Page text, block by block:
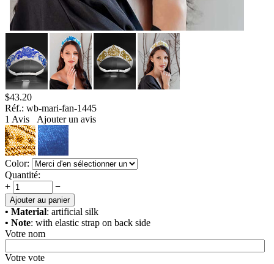
$43.20
Réf.: wb-mari-fan-1445
1 Avis Ajouter un avis
Color:
Quantité:
+
−
Ajouter au panier
• Material: artificial silk
• Note: with elastic strap on back side
Votre nom
Votre vote